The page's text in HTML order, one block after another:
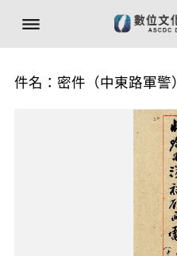
件名：密件（中東路軍警）